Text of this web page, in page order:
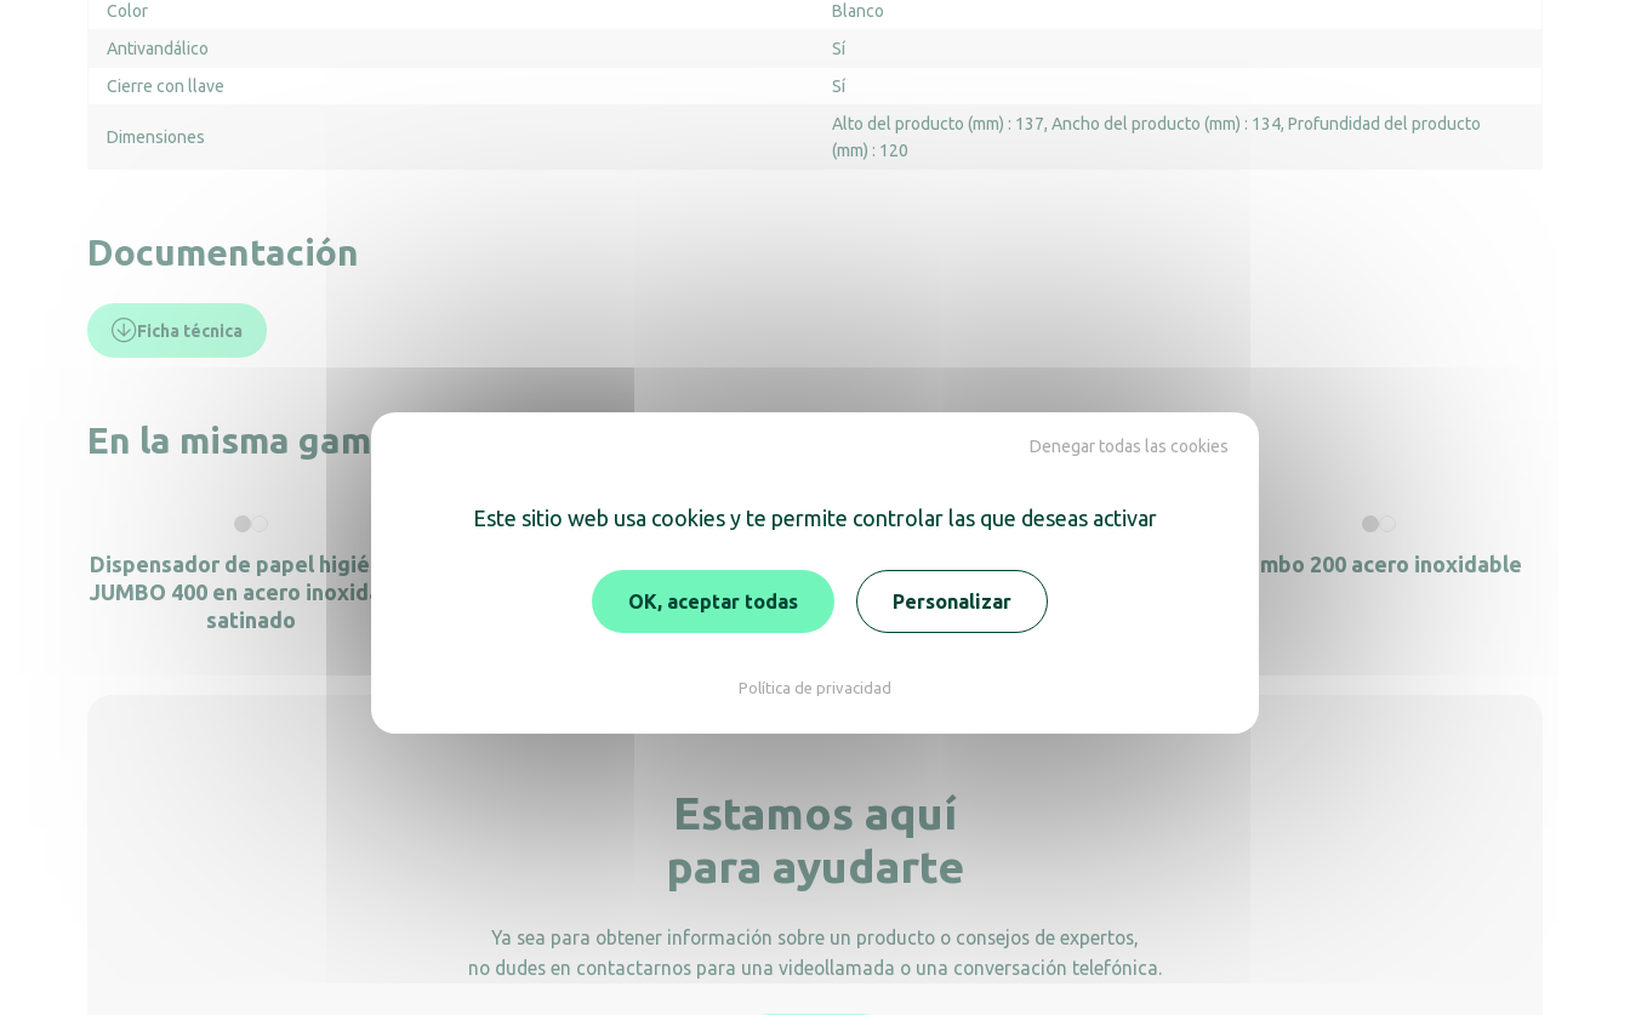
Color
Blanco
Antivandálico
Sí
Cierre con llave
Sí
Dimensiones
Alto del producto (mm) : 137 Ancho del producto (mm) : 134 Profundidad del producto
(mm) : 120
Documentación
Ficha técnica
En la misma gama, descubra también
Dispensador de papel higiénico
JUMBO 400 en acero inoxidable
satinado
Dispensador de toallas de
mano en metal blanco
Dispensador de toallas de
mano en acero inoxidable
cepillado
Jumbo 200 acero inoxidable
Estamos aquí
para ayudarte
Ya sea para obtener información sobre un producto o consejos de expertos,
no dudes en contactarnos para una videollamada o una conversación telefónica.
Este sitio web usa cookies y te permite controlar las que deseas activar
OK, aceptar todas
Denegar todas las cookies
Personalizar
Política de privacidad